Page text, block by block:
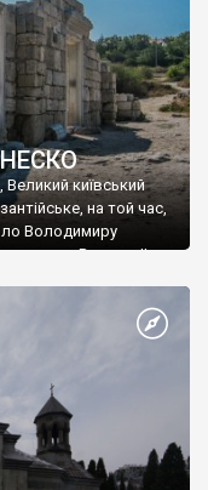
Великий київський
на той час,
Володимиру
Василю ІІ, та
християнином.
Таврійського